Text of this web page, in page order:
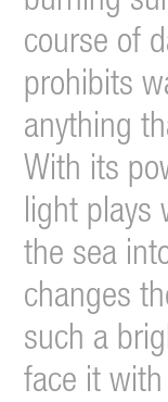
course of
prohibits
anything
With its
light plays
the sea
changes
such a
face it